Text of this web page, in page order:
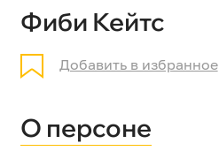
Фиби Кейтс
Добавить в избранное
О персоне